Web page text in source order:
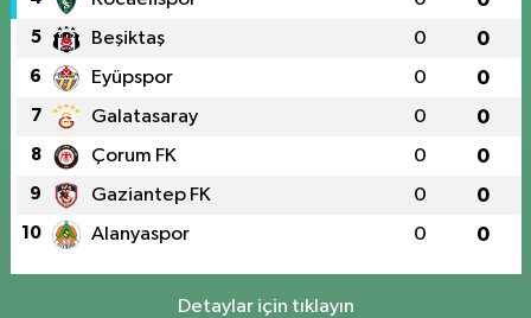
5 Beşiktaş 0 0
6 Eyüpspor 0 0
7 Galatasaray 0 0
8 Çorum FK 0 0
9 Gaziantep FK 0 0
10 Alanyaspor 0 0
Detaylar için tıklayın